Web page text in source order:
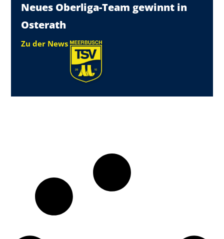
Neues Oberliga-Team gewinnt in
Osterath
Zu der News